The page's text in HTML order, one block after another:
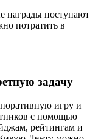
награды поступают
потратить в
задачу
игру и
с помощью
рейтингам и